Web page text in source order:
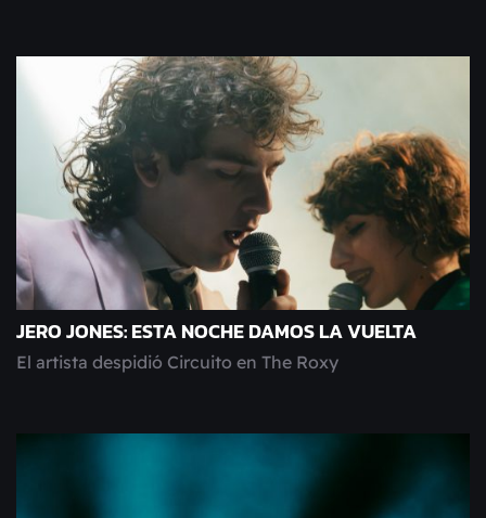
JERO JONES: ESTA NOCHE DAMOS LA VUELTA
El artista despidió Circuito en The Roxy